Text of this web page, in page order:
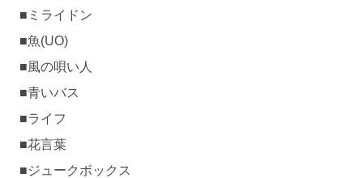
■ミライドン
■魚(UO)
■風の唄い人
■青いバス
■ライフ
■花言葉
■ジュークボックス